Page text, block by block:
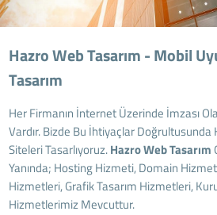
Hazro Web Tasarım - Mobil
Tasarım
Her Firmanın İnternet Üzerinde İmzası
Vardır. Bizde Bu İhtiyaçlar
Siteleri Tasarlıyoruz.HazroWeb Tasarım
Yanında; Hosting Hizmeti, Domain
Hizmetleri, Grafik Tasarım Hizmetleri,
Hizmetlerimiz Mevcuttur.